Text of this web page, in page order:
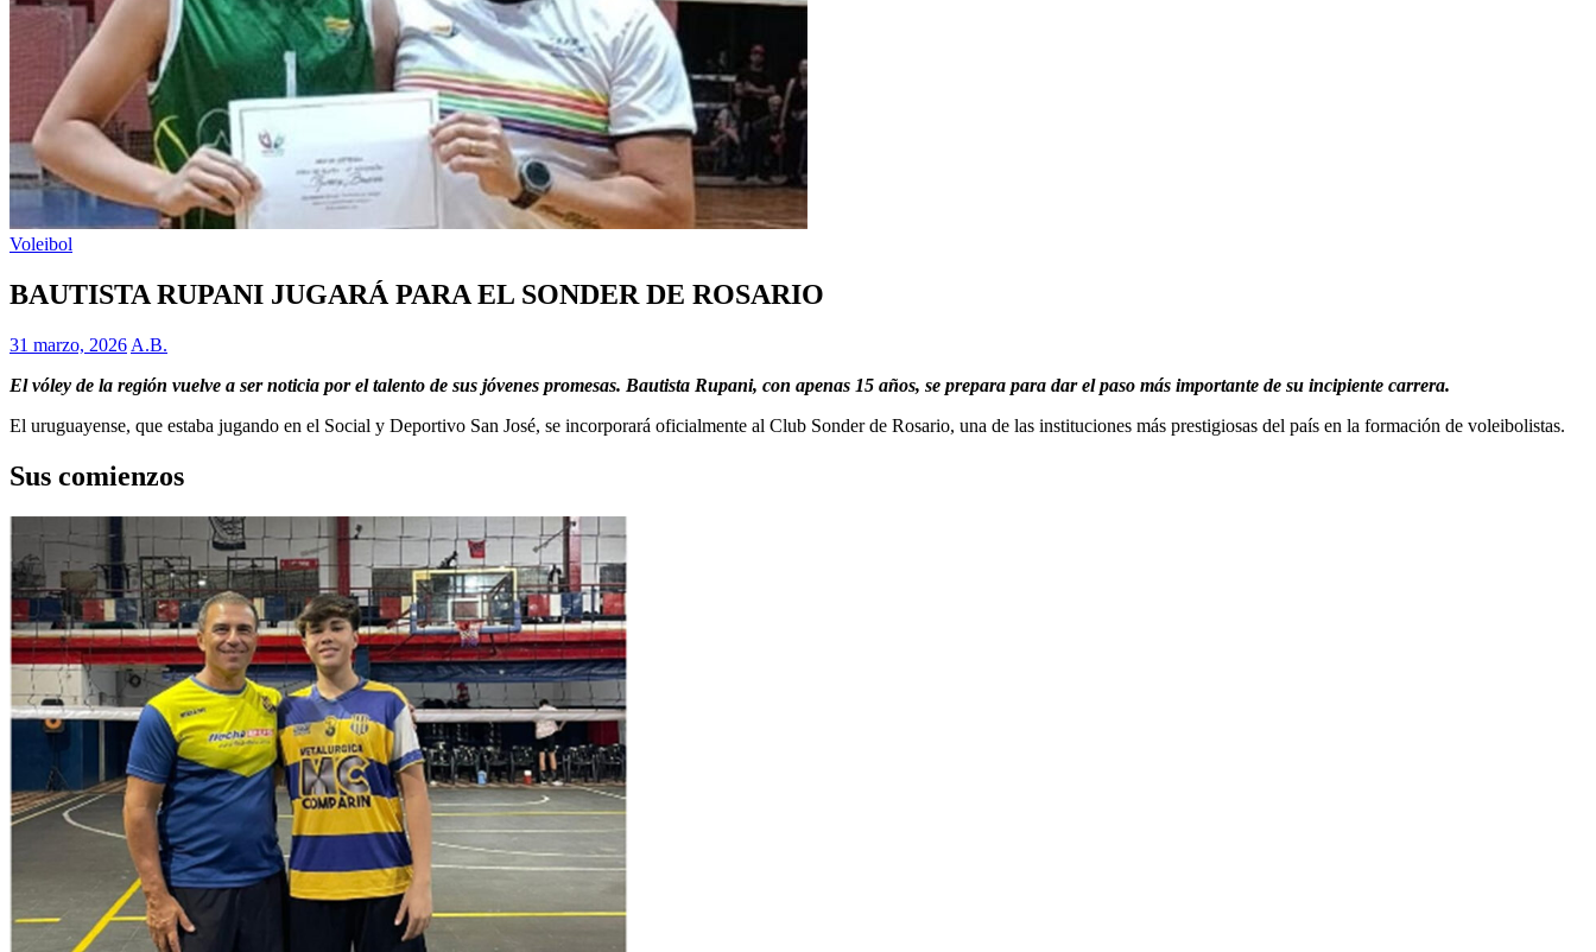
Voleibol
BAUTISTA RUPANI JUGARÁ PARA EL SONDER DE ROSARIO
31 marzo, 2026 A.B.
El vóley de la región vuelve a ser noticia por el talento de sus jóvenes promesas. Bautista Rupani, con apenas 15 años, se prepara para dar el paso más importante de su incipiente carrera.
El uruguayense, que estaba jugando en el Social y Deportivo San José, se incorporará oficialmente al Club Sonder de Rosario, una de las instituciones más prestigiosas del país en la formación de voleibolistas.
Sus comienzos